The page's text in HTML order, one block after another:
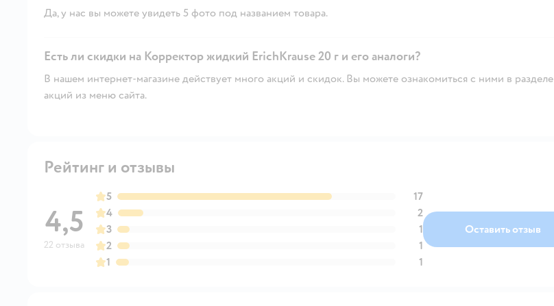
Да, у нас вы можете увидеть 5 фото под названием товара.
Есть ли скидки на Корректор жидкий ErichKrause 20 г и его аналоги?
В нашем интернет-магазине действует много акций и скидок. Вы можете ознакомиться с ними в разделе
акций из меню сайта.
Рейтинг и отзывы
4,5
22 отзыва
5
17
4
2
3
1
2
1
1
1
Оставить отзыв